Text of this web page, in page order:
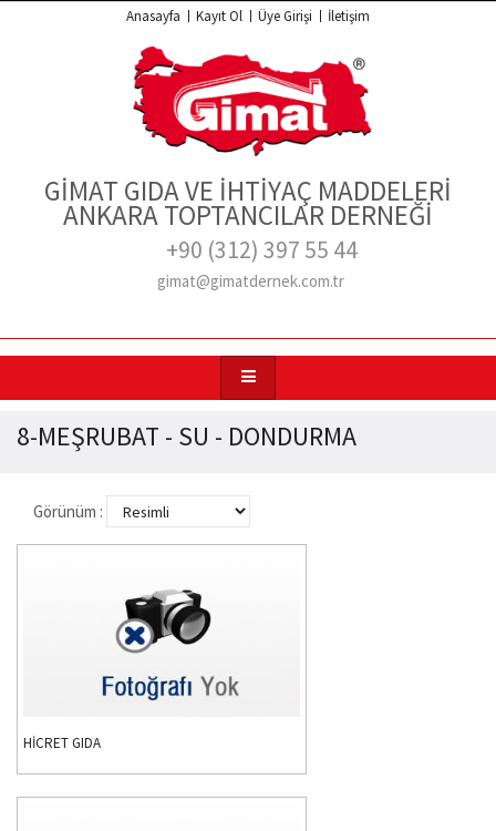
Anasayfa Kayıt Ol Üye Girişi İletişim
GİMAT GIDA VE İHTİYAÇ MADDELERİ
ANKARA TOPTANCILAR DERNEĞİ
+90 (312) 397 55 44
gimat@gimatdernek.com.tr
8-MEŞRUBAT - SU - DONDURMA
Görünüm :
HİCRET GIDA